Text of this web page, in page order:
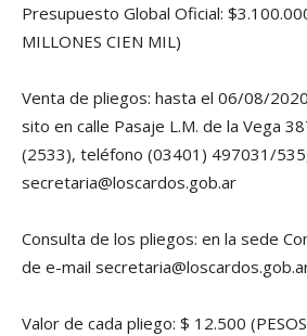
Presupuesto Global Oficial:
MILLONES CIEN MIL)
Venta de pliegos: hasta el 06/08/
sito en calle Pasaje L.M. de la Vega
(2533), teléfono (03401) 497031/
secretaria@loscardos.gob.ar
Consulta de los pliegos: en la sede
de e-mail
Valor de cada pliego: $ 12.500